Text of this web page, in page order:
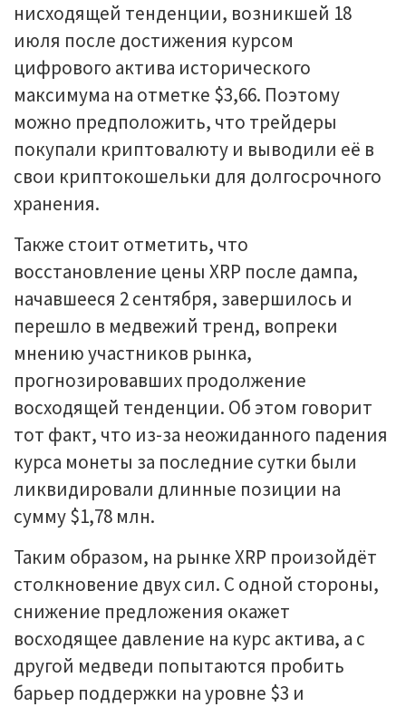
нисходящей тенденции, возникшей 18
июля после достижения курсом
цифрового актива исторического
максимума на отметке $3,66. Поэтому
можно предположить, что трейдеры
покупали криптовалюту и выводили её в
свои криптокошельки для долгосрочного
хранения.
Также стоит отметить, что
восстановление цены XRP после дампа,
начавшееся 2 сентября, завершилось и
перешло в медвежий тренд, вопреки
мнению участников рынка,
прогнозировавших продолжение
восходящей тенденции. Об этом говорит
тот факт, что из-за неожиданного падения
курса монеты за последние сутки были
ликвидировали длинные позиции на
сумму $1,78 млн.
Таким образом, на рынке XRP произойдёт
столкновение двух сил. С одной стороны,
снижение предложения окажет
восходящее давление на курс актива, а с
другой медведи попытаются пробить
барьер поддержки на уровне $3 и